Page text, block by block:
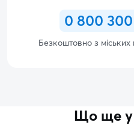
0 800
Безкоштовно з міських
Що ще у